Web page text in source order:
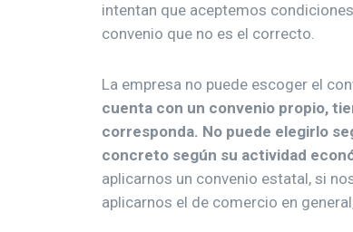
intentan que aceptemos
convenio que no es el correcto.
La empresa no puede escoger el
cuenta con un convenio propio,
corresponda. No puede elegirlo
concreto según su actividad
aplicarnos un convenio estatal, si
aplicarnos el de comercio en